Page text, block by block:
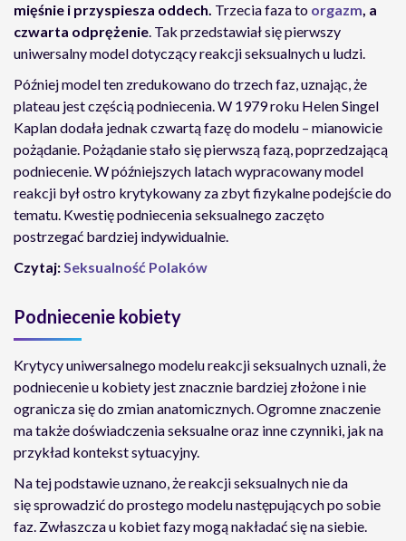
mięśnie i przyspiesza oddech. Trzecia faza to orgazm, a
czwarta odprężenie. Tak przedstawiał się pierwszy
uniwersalny model dotyczący reakcji seksualnych u ludzi.
Później model ten zredukowano do trzech faz, uznając, że
plateau jest częścią podniecenia. W 1979 roku Helen Singel
Kaplan dodała jednak czwartą fazę do modelu – mianowicie
pożądanie. Pożądanie stało się pierwszą fazą, poprzedzającą
podniecenie. W późniejszych latach wypracowany model
reakcji był ostro krytykowany za zbyt fizykalne podejście do
tematu. Kwestię podniecenia seksualnego zaczęto
postrzegać bardziej indywidualnie.
Czytaj:Seksualność Polaków
Podniecenie kobiety
Krytycy uniwersalnego modelu reakcji seksualnych uznali, że
podniecenie u kobiety jest znacznie bardziej złożone i nie
ogranicza się do zmian anatomicznych. Ogromne znaczenie
ma także doświadczenia seksualne oraz inne czynniki, jak na
przykład kontekst sytuacyjny.
Na tej podstawie uznano, że reakcji seksualnych nie da
się sprowadzić do prostego modelu następujących po sobie
faz. Zwłaszcza u kobiet fazy mogą nakładać się na siebie.